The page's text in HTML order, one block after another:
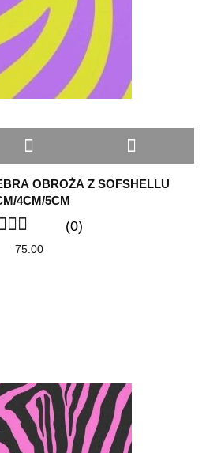
OBROŻA Z SOFSHELLU
4CM/5CM
(0)
75.00